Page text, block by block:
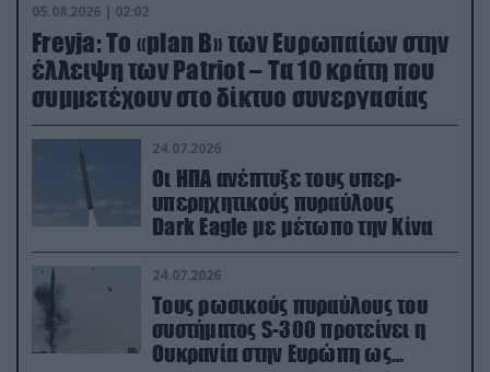
05.08.2026 | 02:02
Freyja: Το «plan Β» των Ευρωπαίων στην
έλλειψη των Patriot – Τα 10 κράτη που
συμμετέχουν στο δίκτυο συνεργασίας
24.07.2026
Οι ΗΠΑ ανέπτυξε τους υπερ-
υπερηχητικούς πυραύλους
Dark Eagle με μέτωπο την Κίνα
24.07.2026
Τους ρωσικούς πυραύλους του
συστήματος S-300 προτείνει η
Ουκρανία στην Ευρώπη ως